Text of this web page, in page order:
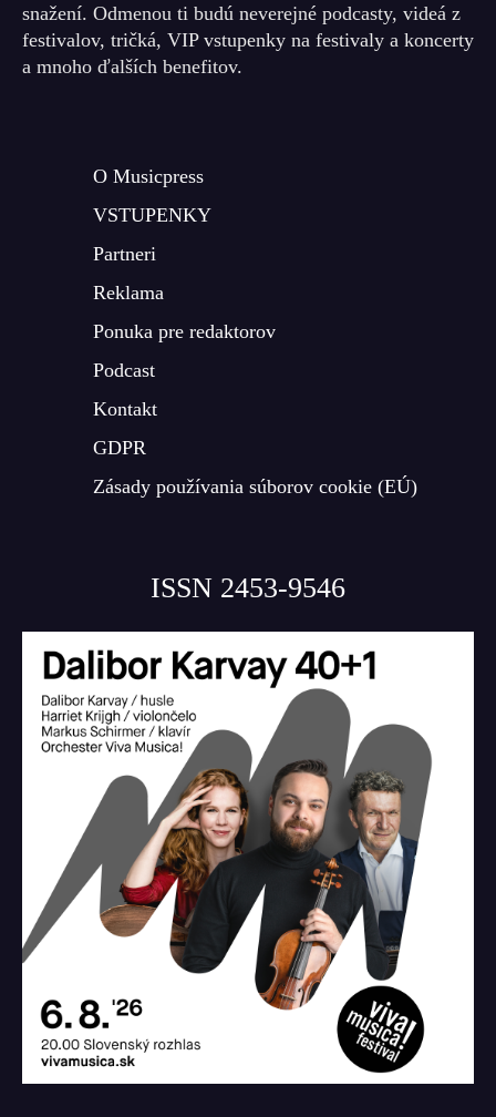
snažení. Odmenou ti budú neverejné podcasty, videá z
festivalov, tričká, VIP vstupenky na festivaly a koncerty
a mnoho ďalších benefitov.
O Musicpress
VSTUPENKY
Partneri
Reklama
Ponuka pre redaktorov
Podcast
Kontakt
GDPR
Zásady používania súborov cookie (EÚ)
ISSN 2453-9546